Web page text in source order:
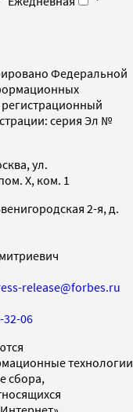
Федеральной
серия Эл №
ул.
X, ком. 1
2-я, д.
release@forbes.ru
32-06
технологии
сбора,